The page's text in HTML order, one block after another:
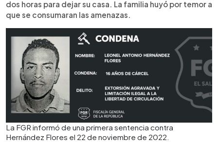
dos horas para dejar su casa. La familia huyó por temor a
que se consumaran las amenazas.
La FGR informó de una primera sentencia contra
Hernández Flores el 22 de noviembre de 2022.